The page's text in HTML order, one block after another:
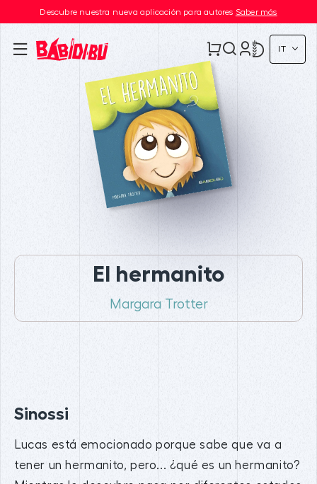
Descubre nuestra nueva aplicación para autores Saber más
IT
El hermanito
Margara Trotter
Sinossi
Lucas está emocionado porque sabe que va a
tener un hermanito, pero... ¿qué es un hermanito?